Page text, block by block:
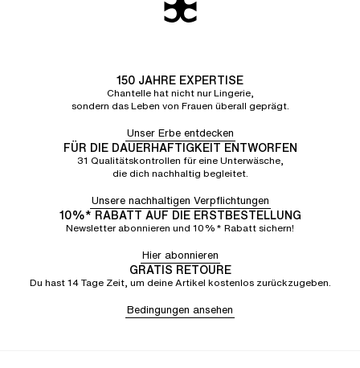
150 JAHRE EXPERTISE
Chantelle hat nicht nur Lingerie,
sondern das Leben von Frauen überall geprägt.
Unser Erbe entdecken
FÜR DIE DAUERHAFTIGKEIT ENTWORFEN
31 Qualitätskontrollen für eine Unterwäsche,
die dich nachhaltig begleitet.
Unsere nachhaltigen Verpflichtungen
10%* RABATT AUF DIE ERSTBESTELLUNG
Newsletter abonnieren und 10%* Rabatt sichern!
Hier abonnieren
GRATIS RETOURE
Du hast 14 Tage Zeit, um deine Artikel kostenlos zurückzugeben.
Bedingungen ansehen